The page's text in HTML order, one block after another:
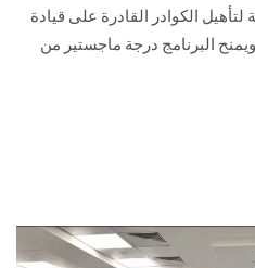
الانالكوادر القادرة على قيادة
البرنامج درجة ماجستير من